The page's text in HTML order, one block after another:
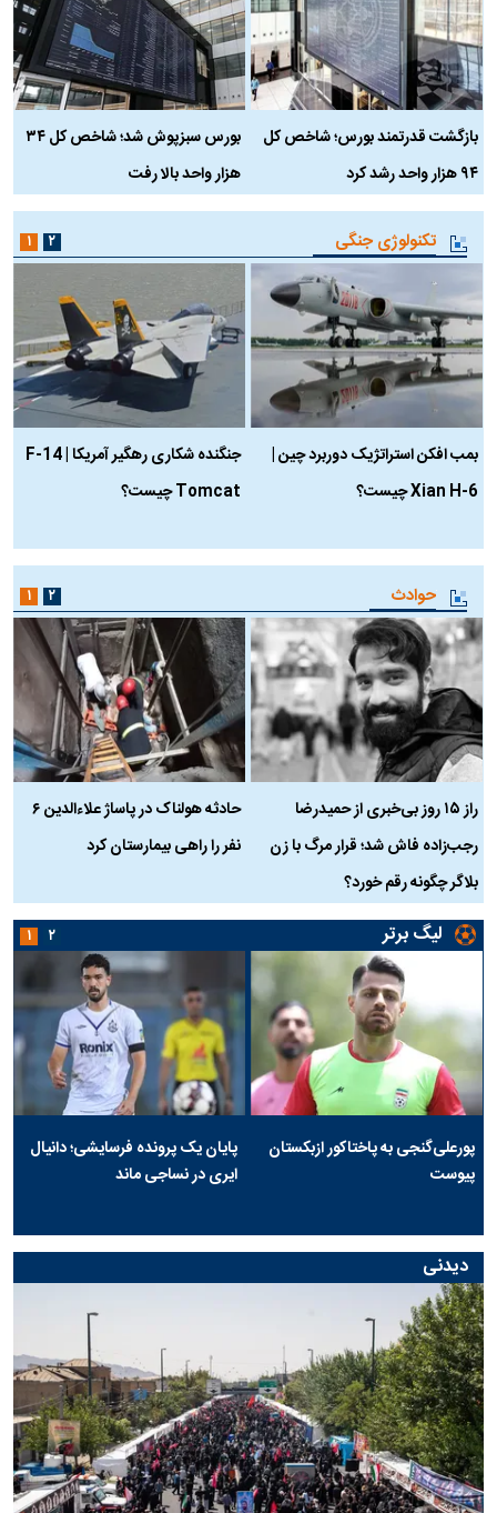
بازگشت قدرتمند بورس؛ شاخص کل
۹۴ هزار واحد رشد کرد
بورس سبزپوش شد؛ شاخص کل ۳۴
هزار واحد بالا رفت
تکنولوژی جنگی
بمب افکن استراتژیک دوربرد چین |
Xian H-6 چیست؟
جنگنده شکاری رهگیر آمریکا | F-14
Tomcat چیست؟
۱ ۲
حوادث
راز ۱۵ روز بی‌خبری از حمیدرضا
رجب‌زاده فاش شد؛ قرار مرگ با زن
بلاگر چگونه رقم خورد؟
حادثه هولناک در پاساژ علاءالدین ۶
نفر را راهی بیمارستان کرد
۱ ۲
لیگ برتر
پورعلی‌گنجی به پاختاکور ازبکستان
پیوست
پایان یک پرونده فرسایشی؛ دانیال
ایری در نساجی ماند
۱ ۲
دیدنی